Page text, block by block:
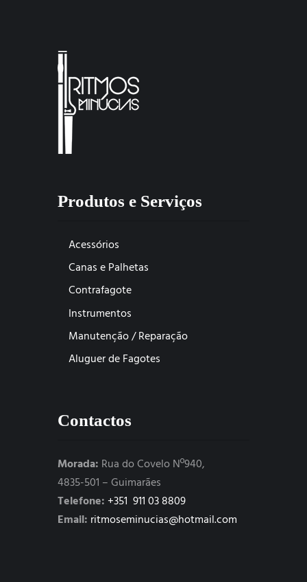
Produtos e Serviços
Acessórios
Canas e Palhetas
Contrafagote
Instrumentos
Manutenção / Reparação
Aluguer de Fagotes
Contactos
Morada: Rua do Covelo Nº940,
4835-501 – Guimarães
Telefone: +351 911 03 8809
Email: ritmoseminucias@hotmail.com